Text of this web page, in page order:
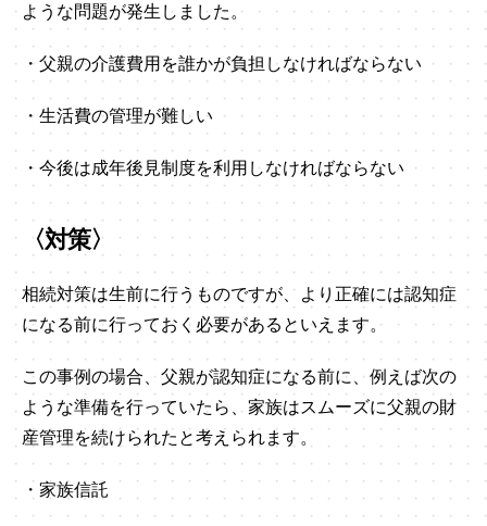
ような問題が発生しました。
・父親の介護費用を誰かが負担しなければならない
・生活費の管理が難しい
・今後は成年後見制度を利用しなければならない
〈対策〉
相続対策は生前に行うものですが、より正確には認知症
になる前に行っておく必要があるといえます。
この事例の場合、父親が認知症になる前に、例えば次の
ような準備を行っていたら、家族はスムーズに父親の財
産管理を続けられたと考えられます。
・家族信託